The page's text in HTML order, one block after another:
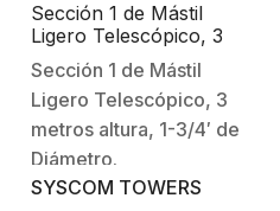
Sección 1 de Mástil
Ligero Telescópico, 3
metros altura, 1-3/4″ de
Diámetro.
Sección 1 de Mástil
Ligero Telescópico, 3
metros altura, 1-3/4′ de
Diámetro.
SYSCOM TOWERS